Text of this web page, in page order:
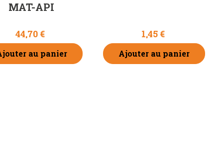
MAT-API
44,70 €
au panier
1,45 €
Ajouter au panier